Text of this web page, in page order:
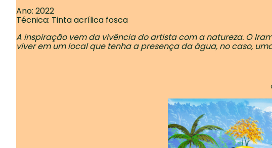
Ano: 2022
Técnica: Tinta acrílica fosca
A inspiração vem da vivência do artista com a natureza. O
viver em um local que tenha a presença da água, no caso,